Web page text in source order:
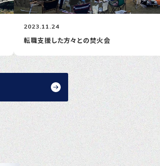
2023.11.24
転職支援した方々との焚火会